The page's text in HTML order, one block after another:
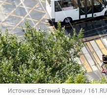
Источник: Евгений Вдовин / 161.RU